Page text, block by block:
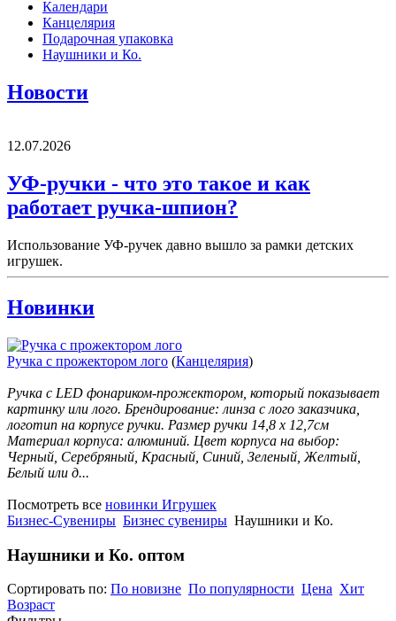
Календари
Канцелярия
Подарочная упаковка
Наушники и Ко.
Новости
12.07.2026
УФ-ручки - что это такое и как
работает ручка-шпион?
Использование УФ-ручек давно вышло за рамки детских
игрушек.
Новинки
Ручка с прожектором лого (Канцелярия)
Ручка с LED фонариком-прожектором, который показывает
картинку или лого. Брендирование: линза с лого заказчика,
логотип на корпусе ручки. Размер ручки 14,8 х 12,7см
Материал корпуса: алюминий. Цвет корпуса на выбор:
Черный, Серебряный, Красный, Синий, Зеленый, Желтый,
Белый или д...
Посмотреть все новинки Игрушек
Бизнес-Сувениры Бизнес сувениры Наушники и Ко.
Наушники и Ко. оптом
Сортировать по: По новизне По популярности Цена Хит
Возраст